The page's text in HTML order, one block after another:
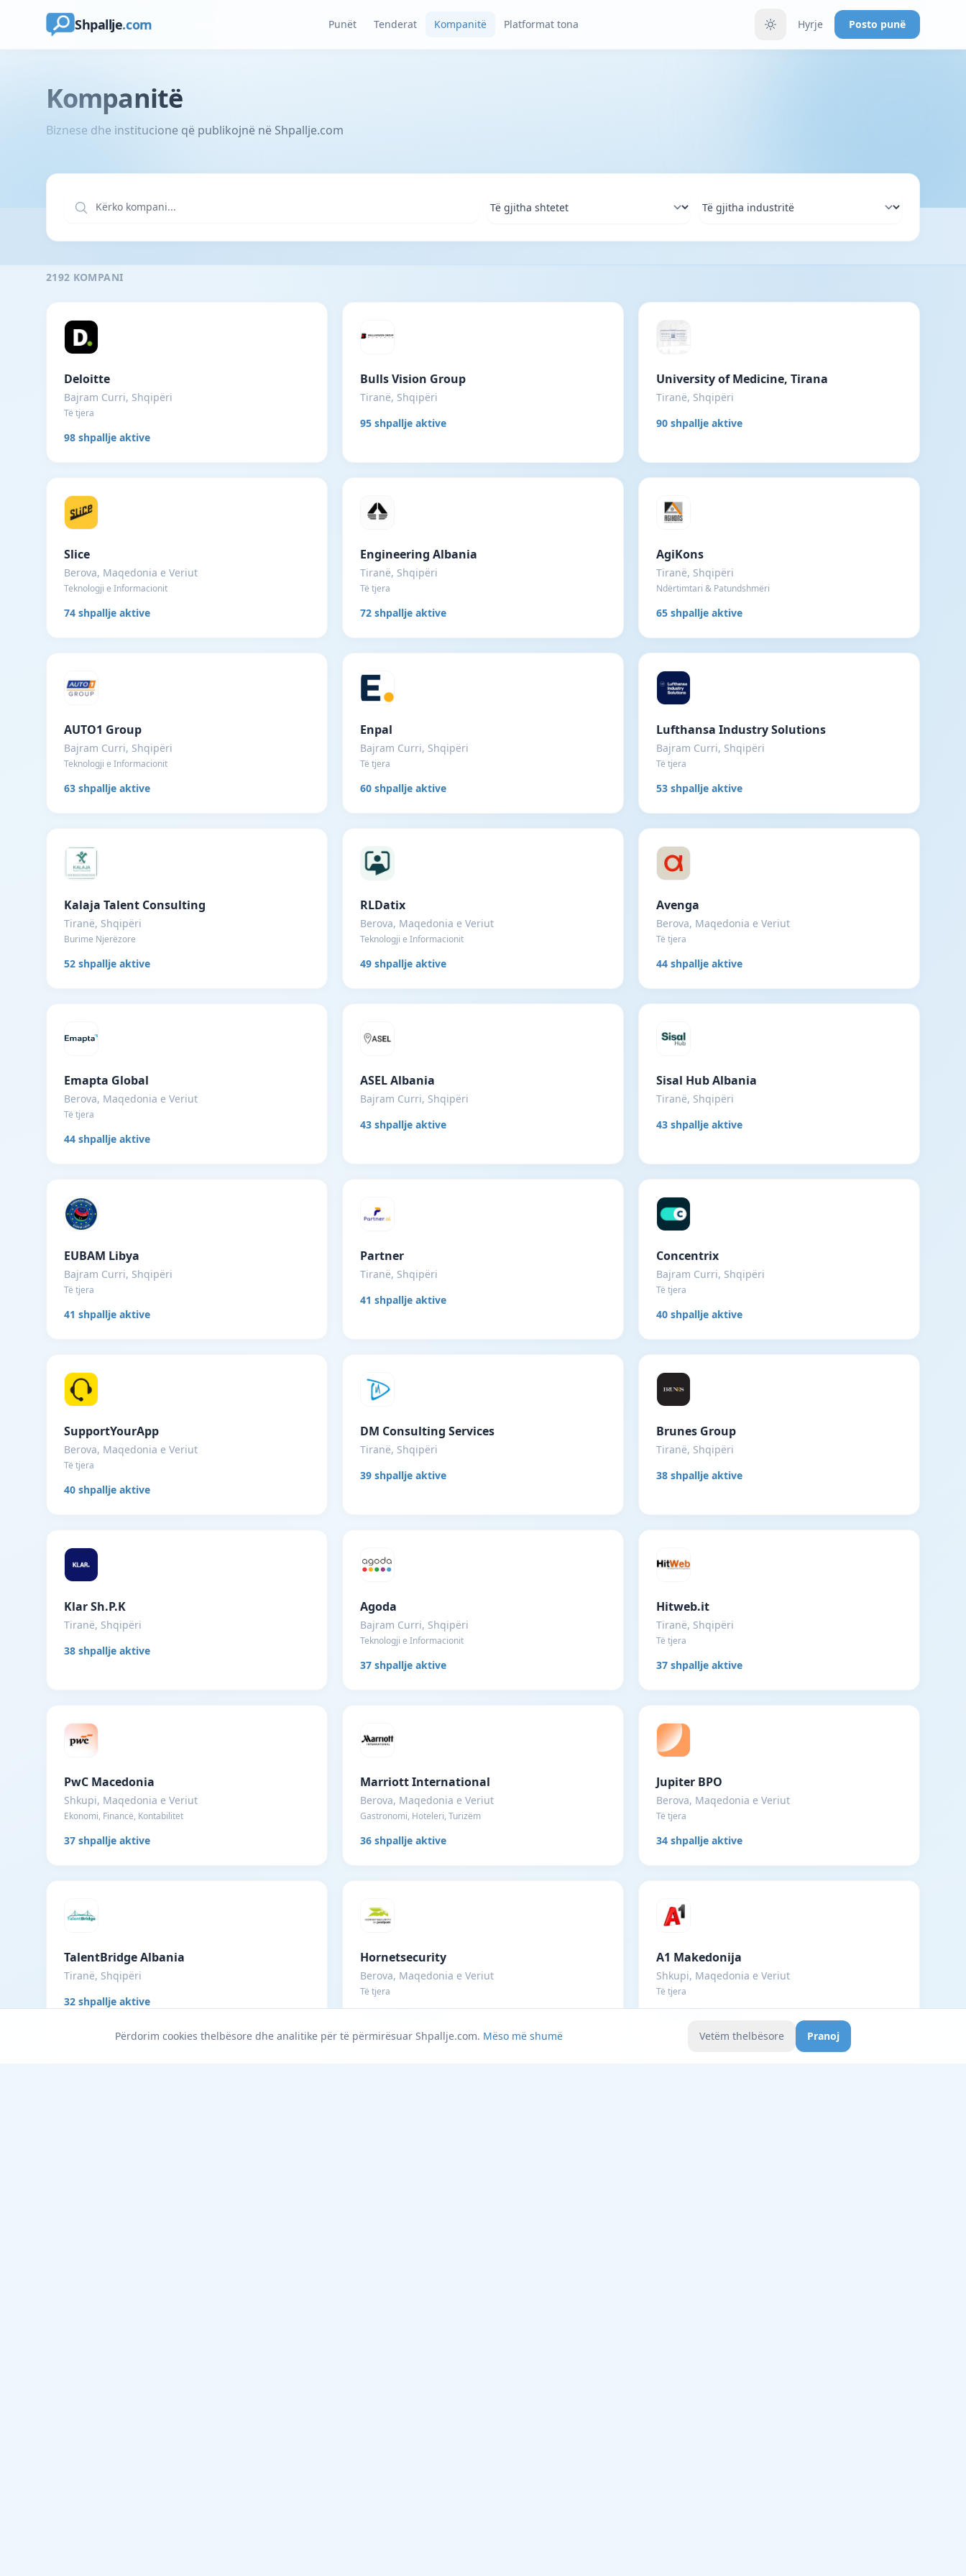
Shpallje.com Punët Tenderat Kompanitë Platformat tona Hyrje Posto punë
Kompanitë
Biznese dhe institucione që publikojnë në Shpallje.com
2192 KOMPANI
Deloitte
Bajram Curri, Shqipëri
Të tjera
98 shpallje aktive
Bulls Vision Group
Tiranë, Shqipëri
95 shpallje aktive
University of Medicine, Tirana
Tiranë, Shqipëri
90 shpallje aktive
Slice
Berova, Maqedonia e Veriut
Teknologji e Informacionit
74 shpallje aktive
Engineering Albania
Tiranë, Shqipëri
Të tjera
72 shpallje aktive
AgiKons
Tiranë, Shqipëri
Ndërtimtari & Patundshmëri
65 shpallje aktive
AUTO1 Group
Bajram Curri, Shqipëri
Teknologji e Informacionit
63 shpallje aktive
Enpal
Bajram Curri, Shqipëri
Të tjera
60 shpallje aktive
Lufthansa Industry Solutions
Bajram Curri, Shqipëri
Të tjera
53 shpallje aktive
Kalaja Talent Consulting
Tiranë, Shqipëri
Burime Njerëzore
52 shpallje aktive
RLDatix
Berova, Maqedonia e Veriut
Teknologji e Informacionit
49 shpallje aktive
Avenga
Berova, Maqedonia e Veriut
Të tjera
44 shpallje aktive
Emapta Global
Berova, Maqedonia e Veriut
Të tjera
44 shpallje aktive
ASEL Albania
Bajram Curri, Shqipëri
43 shpallje aktive
Sisal Hub Albania
Tiranë, Shqipëri
43 shpallje aktive
EUBAM Libya
Bajram Curri, Shqipëri
Të tjera
41 shpallje aktive
Partner
Tiranë, Shqipëri
41 shpallje aktive
Concentrix
Bajram Curri, Shqipëri
Të tjera
40 shpallje aktive
SupportYourApp
Berova, Maqedonia e Veriut
Të tjera
40 shpallje aktive
DM Consulting Services
Tiranë, Shqipëri
39 shpallje aktive
Brunes Group
Tiranë, Shqipëri
38 shpallje aktive
Klar Sh.P.K
Tiranë, Shqipëri
38 shpallje aktive
Agoda
Bajram Curri, Shqipëri
Teknologji e Informacionit
37 shpallje aktive
Hitweb.it
Tiranë, Shqipëri
Të tjera
37 shpallje aktive
PwC Macedonia
Shkupi, Maqedonia e Veriut
Ekonomi, Financë, Kontabilitet
37 shpallje aktive
Marriott International
Berova, Maqedonia e Veriut
Gastronomi, Hoteleri, Turizëm
36 shpallje aktive
Jupiter BPO
Berova, Maqedonia e Veriut
Të tjera
34 shpallje aktive
TalentBridge Albania
Tiranë, Shqipëri
32 shpallje aktive
Hornetsecurity
Berova, Maqedonia e Veriut
Të tjera
A1 Makedonija
Shkupi, Maqedonia e Veriut
Të tjera
Përdorim cookies thelbësore dhe analitike për të përmirësuar Shpallje.com. Mëso më shumë Vetëm thelbësore Pranoj